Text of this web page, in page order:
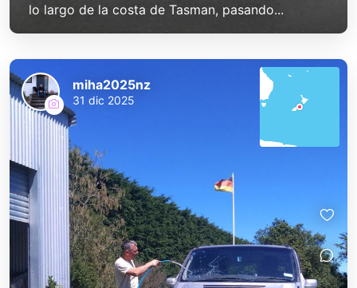
lo largo de la costa de Tasman, pasando...
miha2025nz
31 dic 2025